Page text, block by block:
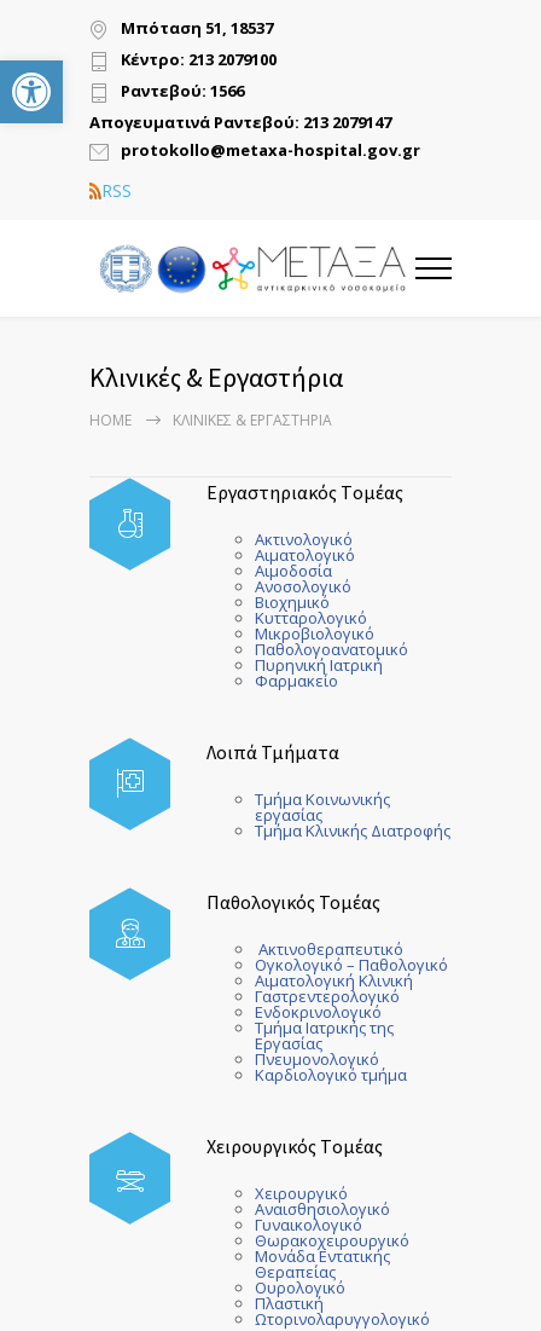
Ανοίξτε τη γραμμή εργαλείων
Μπόταση 51, 18537
Κέντρο: 213 2079100
Ραντεβού: 1566
Απογευματινά Ραντεβού: 213 2079147
protokollo@metaxa-hospital.gov.gr
RSS
Κλινικές & Εργαστήρια
HOME ΚΛΙΝΙΚΈΣ & ΕΡΓΑΣΤΉΡΙΑ
Εργαστηριακός Tομέας
Ακτινολογικό
Αιματολογικό
Αιμοδοσία
Ανοσολογικό
Βιοχημικό
Κυτταρολογικό
Μικροβιολογικό
Παθολογοανατομικό
Πυρηνική Ιατρική
Φαρμακείο
Λοιπά Τμήματα
Τμήμα Κοινωνικής
εργασίας
Τμήμα Κλινικής Διατροφής
Παθολογικός Τομέας
Ακτινοθεραπευτικό
Ογκολογικό – Παθολογικό
Αιματολογική Κλινική
Γαστρεντερολογικό
Ενδοκρινολογικό
Τμήμα Ιατρικής της
Εργασίας
Πνευμονολογικό
Καρδιολογικό τμήμα
Χειρουργικός Tομέας
Χειρουργικό
Αναισθησιολογικό
Γυναικολογικό
Θωρακοχειρουργικό
Μονάδα Εντατικής
Θεραπείας
Ουρολογικό
Πλαστική
Ωτορινολαρυγγολογικό